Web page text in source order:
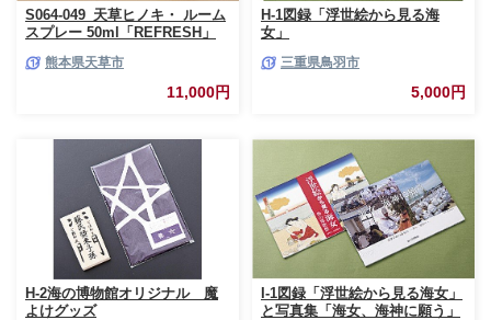
S064-049_天草ヒノキ・ ルーム
スプレー 50ml「REFRESH」
熊本県天草市
11,000円
H-1図録「浮世絵から見る海
女」
三重県鳥羽市
5,000円
H-2海の博物館オリジナル 魔
よけグッズ
I-1図録「浮世絵から見る海女」
と写真集「海女、海神に願う」